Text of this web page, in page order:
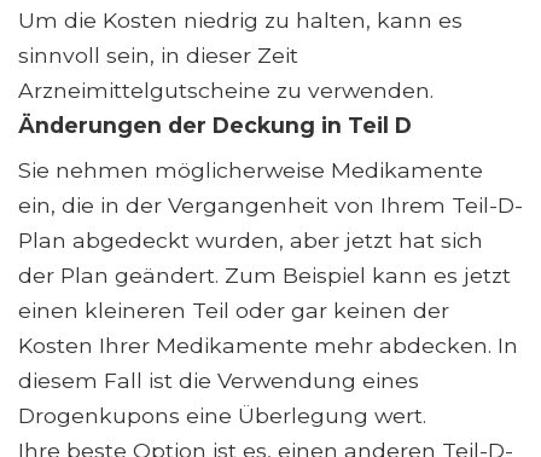
Um die Kosten niedrig zu halten, kann es
sinnvoll sein, in dieser Zeit
Arzneimittelgutscheine zu verwenden.
Änderungen der Deckung in Teil D
Sie nehmen möglicherweise Medikamente
ein, die in der Vergangenheit von Ihrem Teil-D-
Plan abgedeckt wurden, aber jetzt hat sich
der Plan geändert. Zum Beispiel kann es jetzt
einen kleineren Teil oder gar keinen der
Kosten Ihrer Medikamente mehr abdecken. In
diesem Fall ist die Verwendung eines
Drogenkupons eine Überlegung wert.
Ihre beste Option ist es, einen anderen Teil-D-